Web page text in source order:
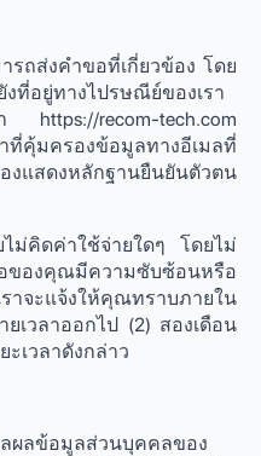
ถส่งคำขอที่เกี่ยวข้อง โดย
ที่อยู่ทางไปรษณีย์ของเรา
https://recom-tech.com
คุ้มครองข้อมูลทางอีเมลที่
แสดงหลักฐานยืนยันตัวตน
ม่คิดค่าใช้จ่ายใดๆ โดยไม่
ของคุณมีความซับซ้อนหรือ
จะแจ้งให้คุณทราบภายใน
ยเวลาออกไป (2) สองเดือน
เวลาดังกล่าว
ผลข้อมูลส่วนบุคคลของ